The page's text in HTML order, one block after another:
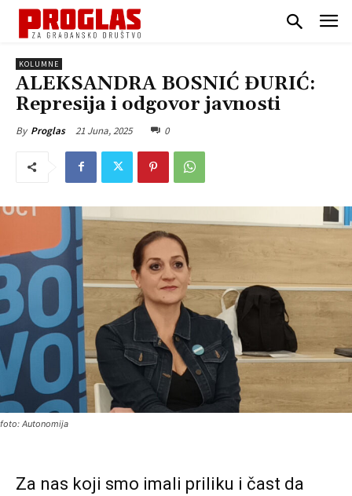
KOLUMNE
ALEKSANDRA BOSNIĆ ĐURIĆ:
Represija i odgovor javnosti
By Proglas 21 Juna, 2025 0
foto: Autonomija
Za nas koji smo imali priliku i čast da